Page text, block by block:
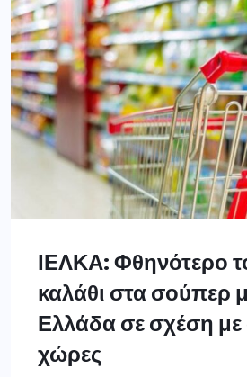
ΙΕΛΚΑ: Φθηνότερο
καλάθι στα σούπερ
Ελλάδα σε σχέση με
χώρες